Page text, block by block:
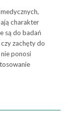
charakter
są do badań
zachęty do
ponosi